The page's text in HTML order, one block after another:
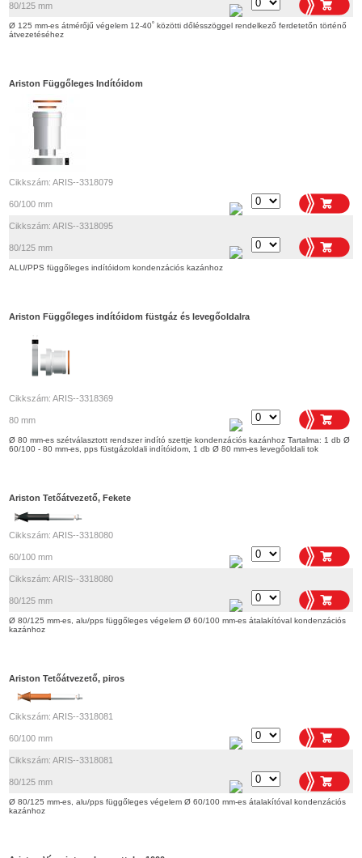
80/125 mm
Ø 125 mm-es átmérőjű végelem 12-40˚ közötti dőlésszöggel rendelkező ferdetetőn történő
átvezetéséhez
Ariston Függőleges Indítóidom
Cikkszám: ARIS--3318079
60/100 mm
Cikkszám: ARIS--3318095
80/125 mm
ALU/PPS függőleges indítóidom kondenzációs kazánhoz
Ariston Függőleges indítóidom füstgáz és levegőoldalra
Cikkszám: ARIS--3318369
80 mm
Ø 80 mm-es szétválasztott rendszer indító szettje kondenzációs kazánhoz Tartalma: 1 db Ø
60/100 - 80 mm-es, pps füstgázoldali indítóidom, 1 db Ø 80 mm-es levegőoldali tok
Ariston Tetőátvezető, Fekete
Cikkszám: ARIS--3318080
60/100 mm
Cikkszám: ARIS--3318080
80/125 mm
Ø 80/125 mm-es, alu/pps függőleges végelem Ø 60/100 mm-es átalakítóval kondenzációs
kazánhoz
Ariston Tetőátvezető, piros
Cikkszám: ARIS--3318081
60/100 mm
Cikkszám: ARIS--3318081
80/125 mm
Ø 80/125 mm-es, alu/pps függőleges végelem Ø 60/100 mm-es átalakítóval kondenzációs
kazánhoz